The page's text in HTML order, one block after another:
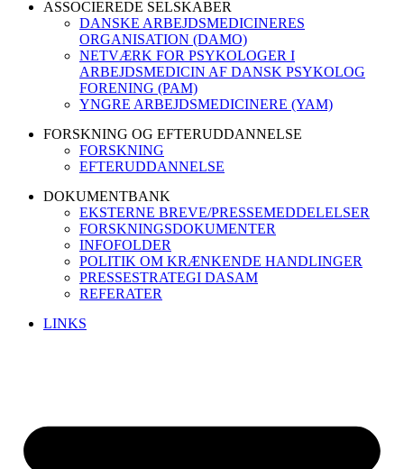
ASSOCIEREDE SELSKABER
DANSKE ARBEJDSMEDICINERES
ORGANISATION (DAMO)
NETVÆRK FOR PSYKOLOGER I
ARBEJDSMEDICIN AF DANSK PSYKOLOG
FORENING (PAM)
YNGRE ARBEJDSMEDICINERE (YAM)
FORSKNING OG EFTERUDDANNELSE
FORSKNING
EFTERUDDANNELSE
DOKUMENTBANK
EKSTERNE BREVE/PRESSEMEDDELELSER
FORSKNINGSDOKUMENTER
INFOFOLDER
POLITIK OM KRÆNKENDE HANDLINGER
PRESSESTRATEGI DASAM
REFERATER
LINKS